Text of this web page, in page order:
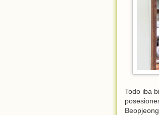
Todo iba